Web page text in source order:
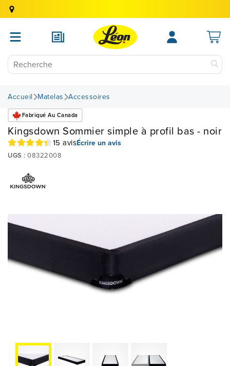
Accueil Matelas Accessoires
Fabriqué Au Canada
Kingsdown Sommier simple à profil bas - noir
15 avisÉcrire un avis
UGS : 08322008